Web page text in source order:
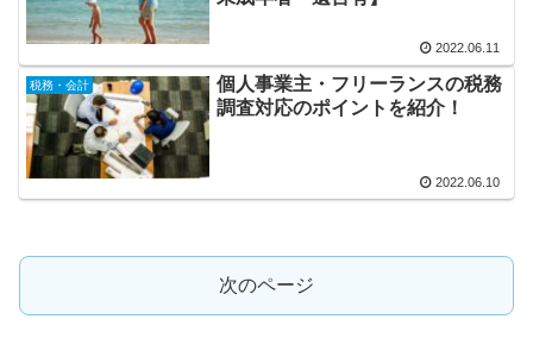
2022.06.11
税務・会計
個人事業主・フリーランスの税務
調査対応のポイントを紹介！
2022.06.10
次のページ